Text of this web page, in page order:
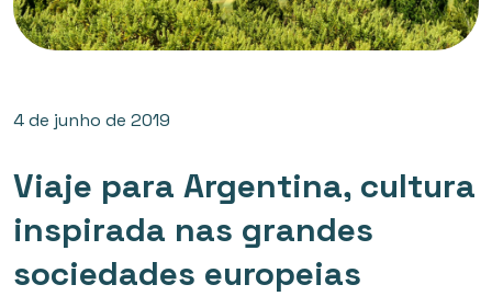
4 de junho de 2019
Viaje para Argentina, cultura
inspirada nas grandes
sociedades europeias